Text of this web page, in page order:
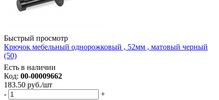
Быстрый просмотр
Крючок мебельный однорожковый , 52мм , матовый черный
(50)
Есть в наличии
Код: 00-00009662
183.50 руб./шт
-
+